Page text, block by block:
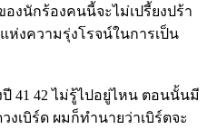
งนักร้องคนนี้จะไม่เปรี้ยงปร้า
ห่งความรุ่งโรจน์ในการเป็น
ปี 41 42 ไม่รู้ไปอยู่ไหน ตอนนั้นมี
เบิร์ด ผมก็ทำนายว่าเบิร์ตจะ